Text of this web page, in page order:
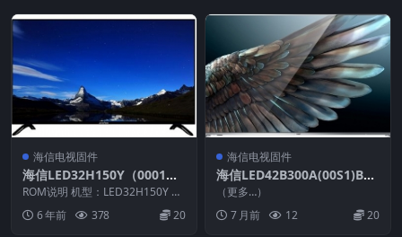
海信电视固件
海信LED32H150Y（0001）
BOM2官方原厂USB刷机电视
固件包
ROM说明 机型：LED32H150Y 固
件版本：（0001） BOM：2 海
信...6 年前 378 20
海信电视固件
海信LED42B300A(00S1)BO
M1_G001_20160815_U盘刷
机固件
（更多…）
7 月前
12 20